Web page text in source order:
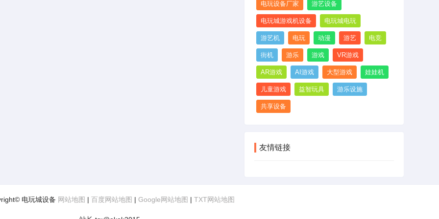
电玩设备厂家 游艺设备
电玩城游戏机设备 电玩城电玩
游艺机 电玩 动漫 游艺 电竞
街机 游乐 游戏 VR游戏
AR游戏 AI游戏 大型游戏 娃娃机
儿童游戏 益智玩具 游乐设施
共享设备
友情链接
电玩城设备 网站地图 | 百度网站地图 | Google网站地图 | TXT网站地图